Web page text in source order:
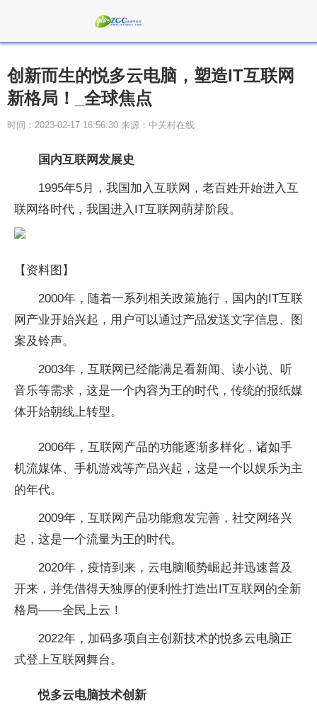
创新而生的悦多云电脑，塑造IT互联网
新格局！_全球焦点
时间：2023-02-17 16:56:30 来源：中关村在线
国内互联网发展史
1995年5月，我国加入互联网，老百姓开始进入互
联网络时代，我国进入IT互联网萌芽阶段。
【资料图】
2000年，随着一系列相关政策施行，国内的IT互联
网产业开始兴起，用户可以通过产品发送文字信息、图
案及铃声。
2003年，互联网已经能满足看新闻、读小说、听
音乐等需求，这是一个内容为王的时代，传统的报纸媒
体开始朝线上转型。
2006年，互联网产品的功能逐渐多样化，诸如手
机流媒体、手机游戏等产品兴起，这是一个以娱乐为主
的年代。
2009年，互联网产品功能愈发完善，社交网络兴
起，这是一个流量为王的时代。
2020年，疫情到来，云电脑顺势崛起并迅速普及
开来，并凭借得天独厚的便利性打造出IT互联网的全新
格局——全民上云！
2022年，加码多项自主创新技术的悦多云电脑正
式登上互联网舞台。
悦多云电脑技术创新